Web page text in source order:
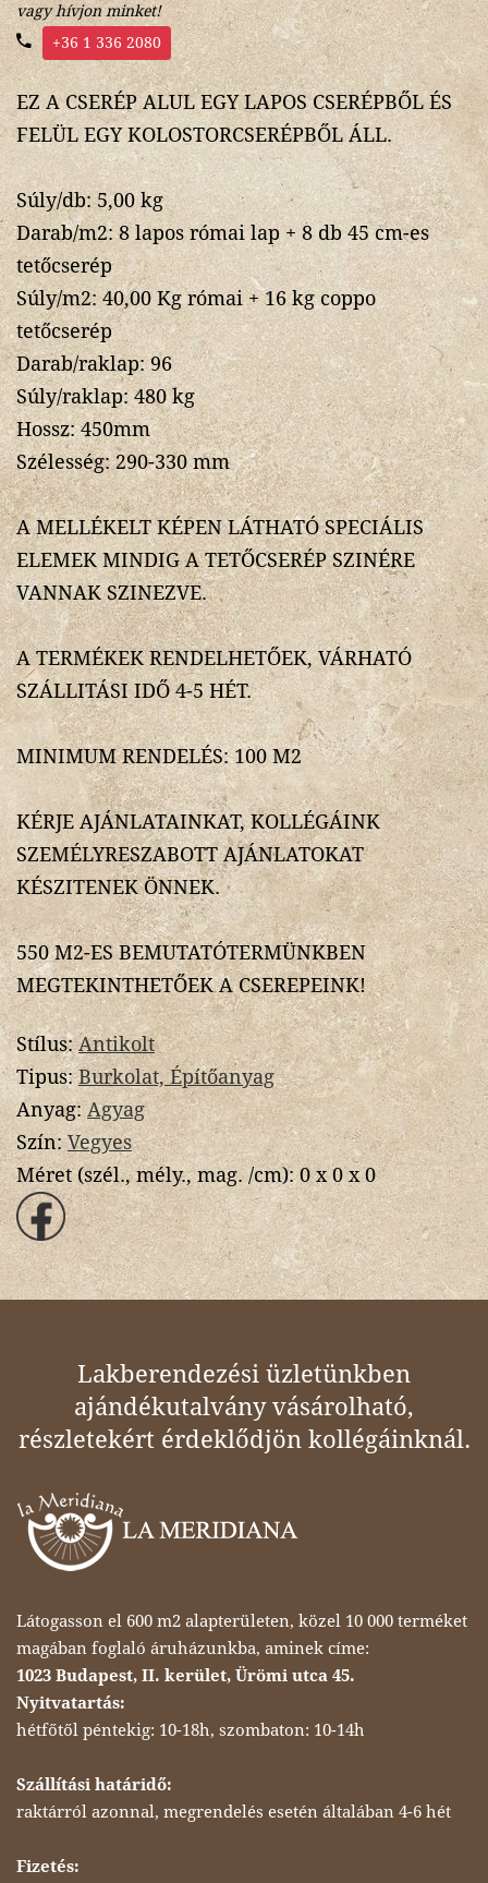
vagy hívjon minket!
+36 1 336 2080
EZ A CSERÉP ALUL EGY LAPOS CSERÉPBŐL ÉS
FELÜL EGY KOLOSTORCSERÉPBŐL ÁLL.
Súly/db: 5,00 kg
Darab/m2: 8 lapos római lap + 8 db 45 cm-es
tetőcserép
Súly/m2: 40,00 Kg római + 16 kg coppo
tetőcserép
Darab/raklap: 96
Súly/raklap: 480 kg
Hossz: 450mm
Szélesség: 290-330 mm
A MELLÉKELT KÉPEN LÁTHATÓ SPECIÁLIS
ELEMEK MINDIG A TETŐCSERÉP SZINÉRE
VANNAK SZINEZVE.
A TERMÉKEK RENDELHETŐEK, VÁRHATÓ
SZÁLLITÁSI IDŐ 4-5 HÉT.
MINIMUM RENDELÉS: 100 M2
KÉRJE AJÁNLATAINKAT, KOLLÉGÁINK
SZEMÉLYRESZABOTT AJÁNLATOKAT
KÉSZITENEK ÖNNEK.
550 M2-ES BEMUTATÓTERMÜNKBEN
MEGTEKINTHETŐEK A CSEREPEINK!
Stílus:Antikolt
Tipus:Burkolat, Építőanyag
Anyag:Agyag
Szín:Vegyes
Méret (szél., mély., mag. /cm): 0 x 0 x 0
Lakberendezési üzletünkben
ajándékutalvány vásárolható,
részletekért érdeklődjön kollégáinknál.
Látogasson el 600 m2 alapterületen, közel 10 000 terméket
magában foglaló áruházunkba, aminek címe:
1023 Budapest, II. kerület, Ürömi utca 45.
Nyitvatartás:
hétfőtől péntekig: 10-18h, szombaton: 10-14h
Szállítási határidő:
raktárról azonnal, megrendelés esetén általában 4-6 hét
Fizetés: